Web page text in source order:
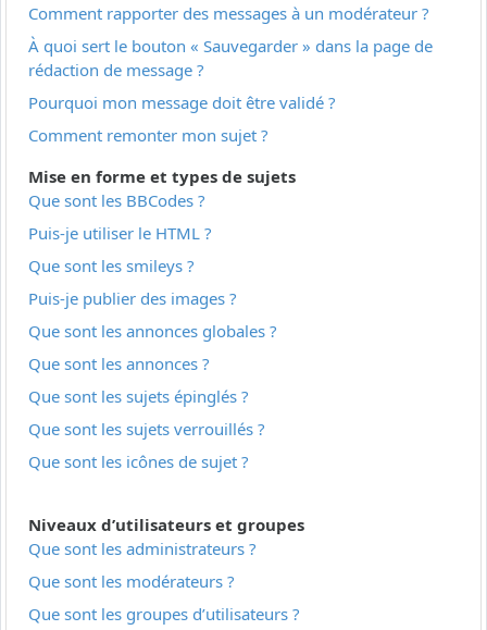
Comment rapporter des messages à un modérateur ?
À quoi sert le bouton « Sauvegarder » dans la page de
rédaction de message ?
Pourquoi mon message doit être validé ?
Comment remonter mon sujet ?
Mise en forme et types de sujets
Que sont les BBCodes ?
Puis-je utiliser le HTML ?
Que sont les smileys ?
Puis-je publier des images ?
Que sont les annonces globales ?
Que sont les annonces ?
Que sont les sujets épinglés ?
Que sont les sujets verrouillés ?
Que sont les icônes de sujet ?
Niveaux d’utilisateurs et groupes
Que sont les administrateurs ?
Que sont les modérateurs ?
Que sont les groupes d’utilisateurs ?